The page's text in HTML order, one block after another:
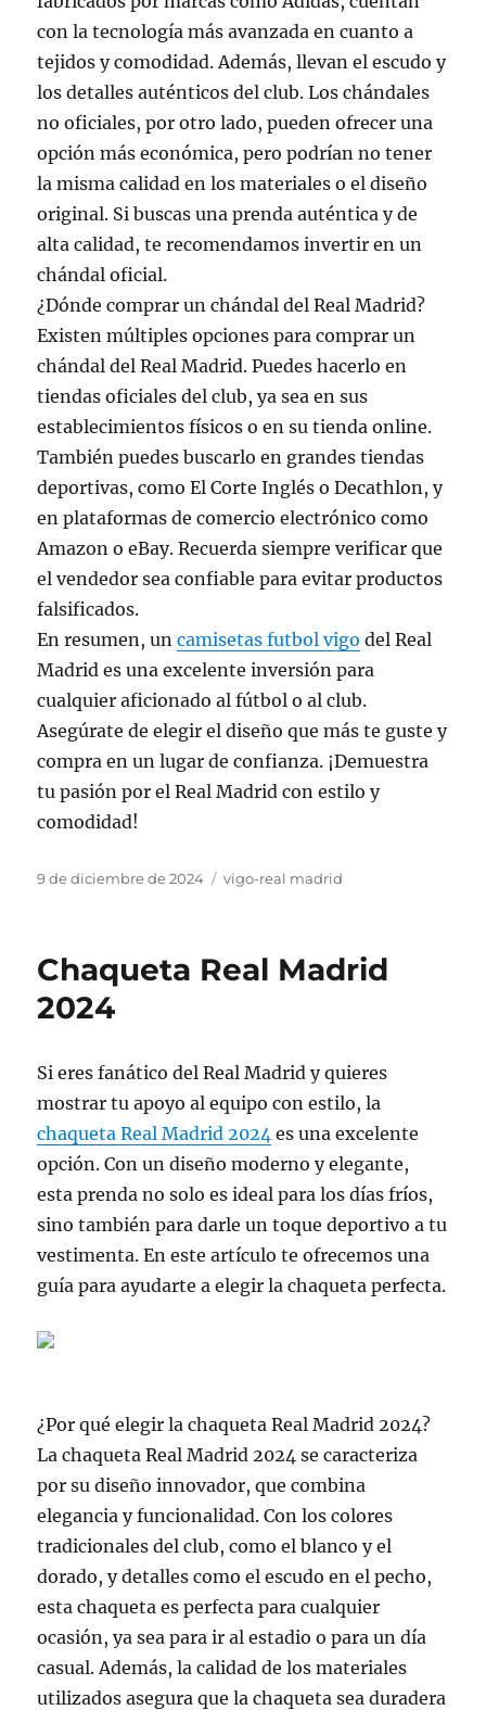
con la tecnología más avanzada en cuanto a
tejidos y comodidad. Además, llevan el escudo y
los detalles auténticos del club. Los chándales
no oficiales, por otro lado, pueden ofrecer una
opción más económica, pero podrían no tener
la misma calidad en los materiales o el diseño
original. Si buscas una prenda auténtica y de
alta calidad, te recomendamos invertir en un
chándal oficial.
¿Dónde comprar un chándal del Real Madrid?
Existen múltiples opciones para comprar un
chándal del Real Madrid. Puedes hacerlo en
tiendas oficiales del club, ya sea en sus
establecimientos físicos o en su tienda online.
También puedes buscarlo en grandes tiendas
deportivas, como El Corte Inglés o Decathlon, y
en plataformas de comercio electrónico como
Amazon o eBay. Recuerda siempre verificar que
el vendedor sea confiable para evitar productos
falsificados.
En resumen, uncamisetas futbol vigo del Real
Madrid es una excelente inversión para
cualquier aficionado al fútbol o al club.
Asegúrate de elegir el diseño que más te guste y
compra en un lugar de confianza. ¡Demuestra
tu pasión por el Real Madrid con estilo y
comodidad!
Publicado
9 de diciembre de 2024 Categorías
vigo-real madrid
Chaqueta Real Madrid
2024
Si eres fanático del Real Madrid y quieres
mostrar tu apoyo al equipo con estilo, la
chaqueta Real Madrid 2024 es una excelente
opción. Con un diseño moderno y elegante,
esta prenda no solo es ideal para los días fríos,
sino también para darle un toque deportivo a tu
vestimenta. En este artículo te ofrecemos una
guía para ayudarte a elegir la chaqueta perfecta.
¿Por qué elegir la chaqueta Real Madrid 2024?
La chaqueta Real Madrid 2024 se caracteriza
por su diseño innovador, que combina
elegancia y funcionalidad. Con los colores
tradicionales del club, como el blanco y el
dorado, y detalles como el escudo en el pecho,
esta chaqueta es perfecta para cualquier
ocasión, ya sea para ir al estadio o para un día
casual. Además, la calidad de los materiales
utilizados asegura que la chaqueta sea duradera